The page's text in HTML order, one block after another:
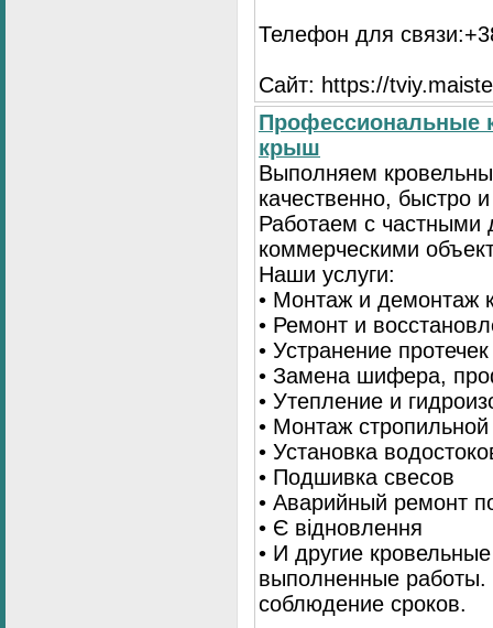
Телефон для
Сайт: https://
Профессиональные
крыш
Выполняем
качественно, быстро
Работаем с
коммерческими
Наши услуги:
• Монтаж и демонтаж
• Ремонт и
• Устранение протечек
• Замена шифера,
• Утепление и
• Монтаж
• Установка
• Подшивка свесов
• Аварийный ремонт
• Є відновлення
• И другие
выполненные работы.
соблюдение сроков.